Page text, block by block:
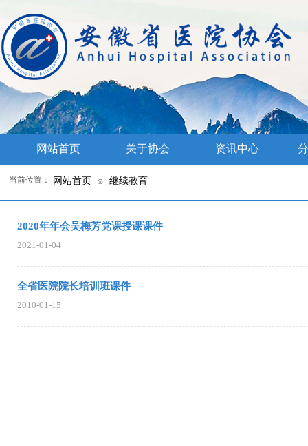
网站首页 关于协会 资讯中心
网站首页 ⊙ 继续教育
当前位置：
2020年年会吴梅芳党课授课课件
2021-01-04
全省医院院长培训班课件
2010-01-15